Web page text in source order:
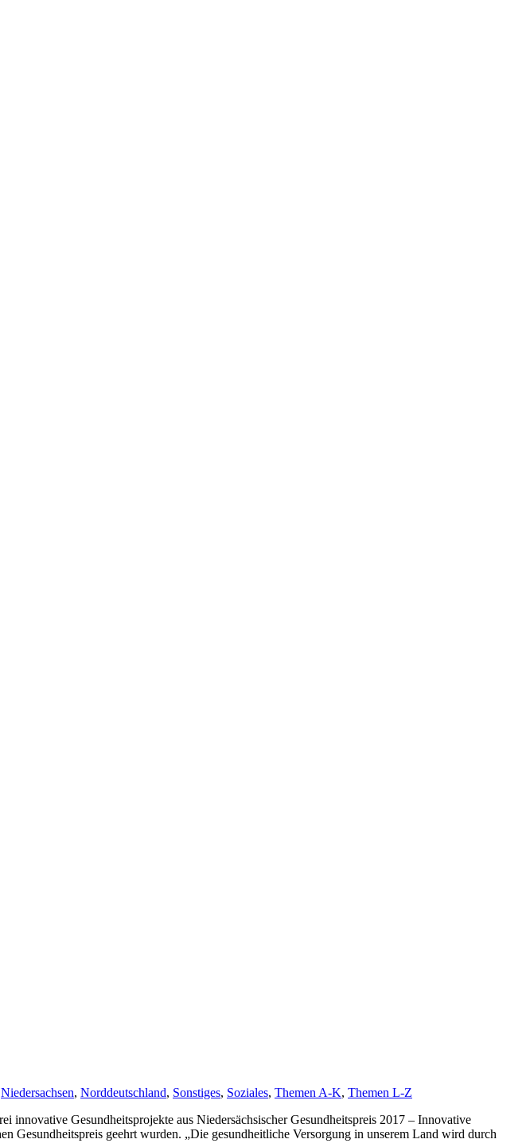
Niedersachsen, Norddeutschland, Sonstiges, Soziales, Themen A-K, Themen L-Z
innovative Gesundheitsprojekte aus Niedersächsischer Gesundheitspreis 2017 – Innovative
Gesundheitspreis geehrt wurden. „Die gesundheitliche Versorgung in unserem Land wird durch